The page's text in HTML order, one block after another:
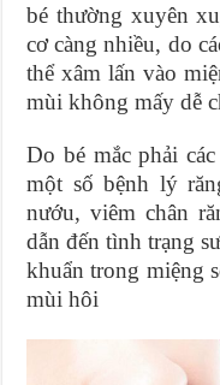
bé thường xuyên
cơ càng nhiều, do
thể xâm lấn vào
mùi không mấy dễ
Do bé mắc phải
một số bệnh lý
nướu, viêm chân
dẫn đến tình trạng
khuẩn trong miệng
mùi hôi